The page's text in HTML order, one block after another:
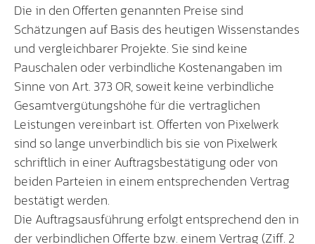
Die in den Offerten genannten Preise sind
Schätzungen auf Basis des heutigen Wissenstandes
und vergleichbarer Projekte. Sie sind keine
Pauschalen oder verbindliche Kostenangaben im
Sinne von Art. 373 OR, soweit keine verbindliche
Gesamtvergütungshöhe für die vertraglichen
Leistungen vereinbart ist. Offerten von Pixelwerk
sind so lange unverbindlich bis sie von Pixelwerk
schriftlich in einer Auftragsbestätigung oder von
beiden Parteien in einem entsprechenden Vertrag
bestätigt werden.
Die Auftragsausführung erfolgt entsprechend den in
der verbindlichen Offerte bzw. einem Vertrag (Ziff. 2